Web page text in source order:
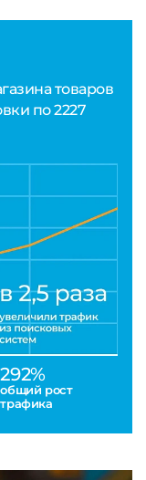
товаров
по 2227
292%
общий рост
трафика